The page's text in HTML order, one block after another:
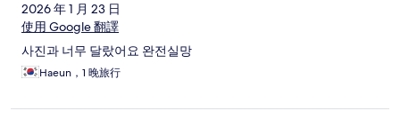
2026 年 1 月 23 日
使用 Google 翻譯
사진과 너무 달랐어요 완전실망
Haeun，1 晚旅行